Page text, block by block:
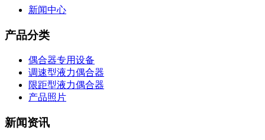
新闻中心
产品分类
偶合器专用设备
调速型液力偶合器
限距型液力偶合器
产品照片
新闻资讯